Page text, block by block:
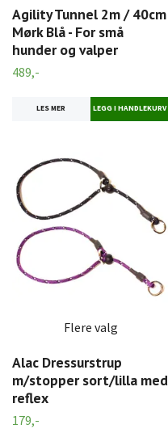
Agility Tunnel 2m / 40cm
Mørk Blå - For små
hunder og valper
489,-
LES MER
Flere valg
Alac Dressurstrup
m/stopper sort/lilla med
reflex
179,-